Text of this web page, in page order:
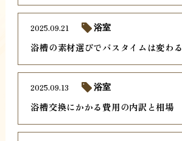
浴槽の素材選びでバスタイムは変わる
2025.09.21 浴室
浴槽交換にかかる費用の内訳と相場
2025.09.13 浴室